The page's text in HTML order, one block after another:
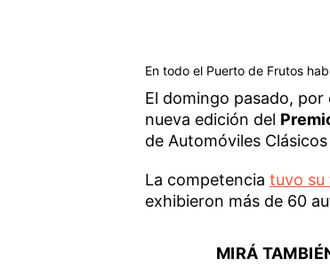
En todo el Puerto de Frutos
El domingo pasado,
nueva edición del
de Automóviles
La competencia tuvo su
exhibieron más de 60